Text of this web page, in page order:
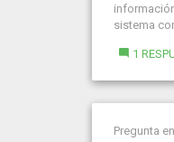
sistema
1
Pregunta en